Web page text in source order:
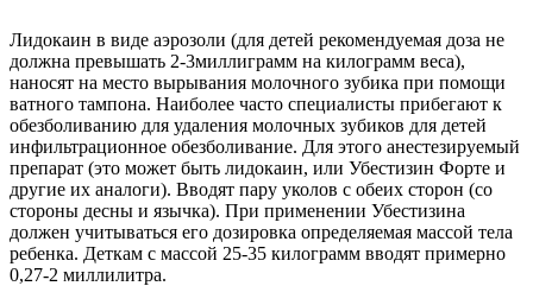
Лидокаин в виде аэрозоли (для детей рекомендуемая доза не
должна превышать 2-3миллиграмм на килограмм веса),
наносят на место вырывания молочного зубика при помощи
ватного тампона. Наиболее часто специалисты прибегают к
обезболиванию для удаления молочных зубиков для детей
инфильтрационное обезболивание. Для этого анестезируемый
препарат (это может быть лидокаин, или Убестизин Форте и
другие их аналоги). Вводят пару уколов с обеих сторон (со
стороны десны и язычка). При применении Убестизина
должен учитываться его дозировка определяемая массой тела
ребенка. Деткам с массой 25-35 килограмм вводят примерно
0,27-2 миллилитра.